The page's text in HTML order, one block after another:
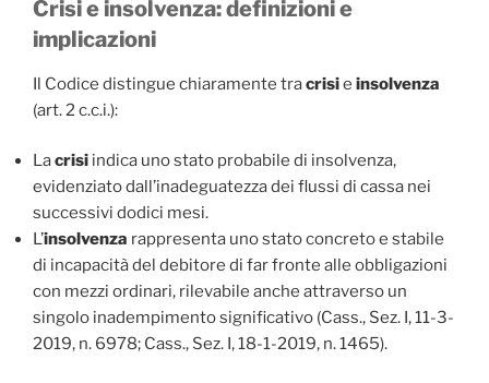
Crisi e insolvenza: definizioni e
implicazioni
Il Codice distingue chiaramente tracrisie insolvenza
(art. 2 c.c.i.):
Lacrisi indica uno stato probabile di insolvenza,
evidenziato dall’inadeguatezza dei flussi di cassa nei
successivi dodici mesi.
L’insolvenza rappresenta uno stato concreto e stabile
di incapacità del debitore di far fronte alle obbligazioni
con mezzi ordinari, rilevabile anche attraverso un
singolo inadempimento significativo (Cass., Sez. I, 11-3-
2019, n. 6978; Cass., Sez. I, 18-1-2019, n. 1465).